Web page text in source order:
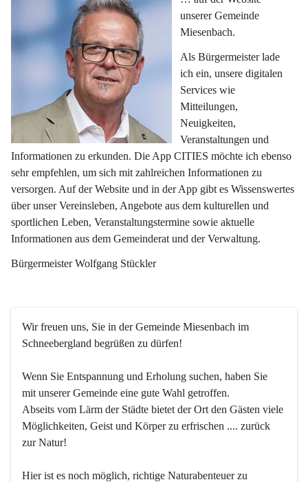
unserer Gemeinde
Miesenbach.
Als Bürgermeister lade
ich ein, unsere digitalen
Services wie
Mitteilungen,
Neuigkeiten,
Veranstaltungen und
Informationen zu erkunden. Die App CITIES möchte ich ebenso
sehr empfehlen, um sich mit zahlreichen Informationen zu
versorgen. Auf der Website und in der App gibt es Wissenswertes
über unser Vereinsleben, Angebote aus dem kulturellen und
sportlichen Leben, Veranstaltungstermine sowie aktuelle
Informationen aus dem Gemeinderat und der Verwaltung.
Bürgermeister Wolfgang Stückler
Wir freuen uns, Sie in der Gemeinde Miesenbach im
Schneebergland begrüßen zu dürfen!
Wenn Sie Entspannung und Erholung suchen, haben Sie
mit unserer Gemeinde eine gute Wahl getroffen.
Abseits vom Lärm der Städte bietet der Ort den Gästen viele
Möglichkeiten, Geist und Körper zu erfrischen .... zurück
zur Natur!
Hier ist es noch möglich, richtige Naturabenteuer zu